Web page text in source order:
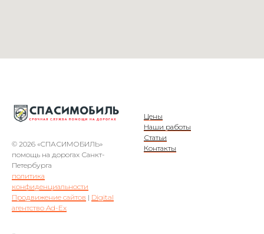
© 2026 «СПАСИМОБИЛЬ»
помощь на дорогах Санкт-
Петербурга
политика
конфиденциальности
Продвижение сайтов | Digital
агентство Ad-Ex
Цены
Наши работы
Статьи
Контакты